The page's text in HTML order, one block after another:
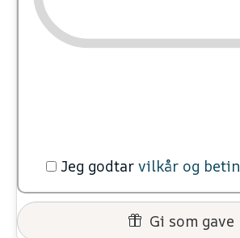
Jeg godtar vilkår og
Gi som gave